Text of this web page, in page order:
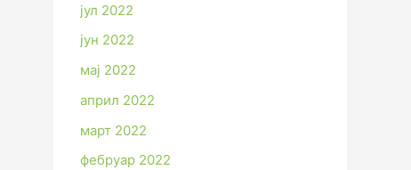
јул 2022
јун 2022
мај 2022
април 2022
март 2022
фебруар 2022